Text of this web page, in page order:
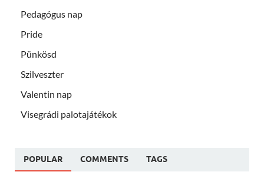
Pedagógus nap
Pride
Pünkösd
Szilveszter
Valentin nap
Visegrádi palotajátékok
POPULAR COMMENTS TAGS